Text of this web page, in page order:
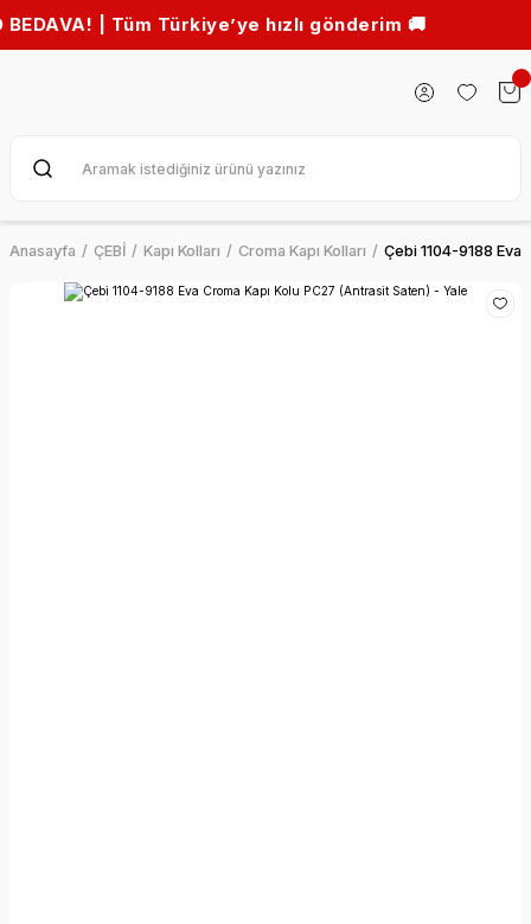
| Tüm Türkiye’ye hızlı gönderim 🚚
Anasayfa ÇEBİ Kapı Kolları Croma Kapı Kolları Çebi 1104-9188 Eva